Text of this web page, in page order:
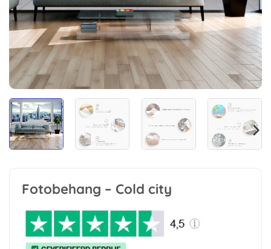
Fotobehang – Cold city